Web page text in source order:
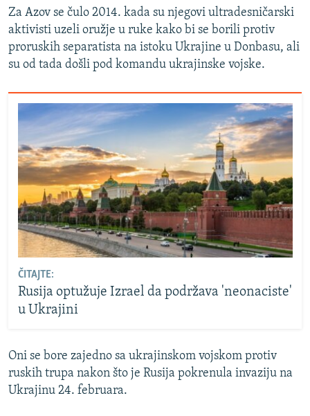
Za Azov se čulo 2014. kada su njegovi ultradesničarski
aktivisti uzeli oružje u ruke kako bi se borili protiv
proruskih separatista na istoku Ukrajine u Donbasu, ali
su od tada došli pod komandu ukrajinske vojske.
ČITAJTE:
Rusija optužuje Izrael da podržava 'neonaciste'
u Ukrajini
Oni se bore zajedno sa ukrajinskom vojskom protiv
ruskih trupa nakon što je Rusija pokrenula invaziju na
Ukrajinu 24. februara.